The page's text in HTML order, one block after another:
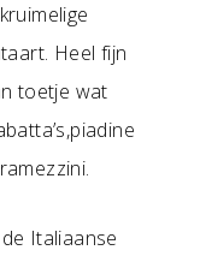
Heel fijn
toetje wat
Italiaanse